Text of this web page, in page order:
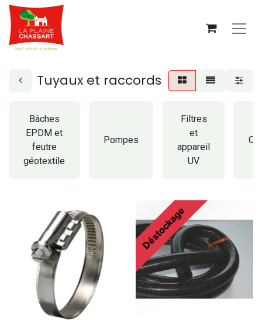
Tuyaux et raccords
Bâches
EPDM et
feutre
géotextile
Pompes
Filtres
et
appareil
UV
Déstockage